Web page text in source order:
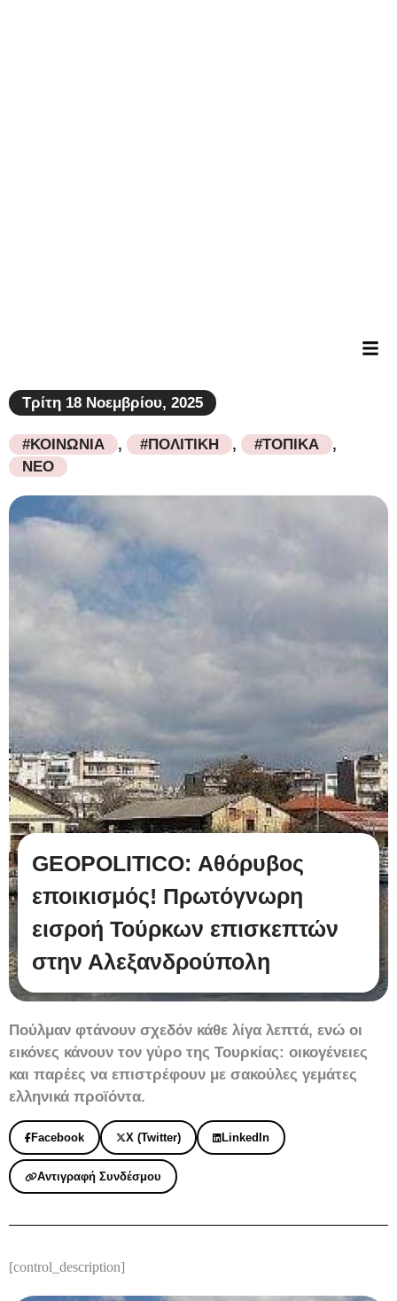
Τρίτη 18 Νοεμβρίου, 2025
#ΚΟΙΝΩΝΙΑ , #ΠΟΛΙΤΙΚΗ , #ΤΟΠΙΚΑ
,
ΝΕΟ
GEOPOLITICO: Αθόρυβος
εποικισμός! Πρωτόγνωρη
εισροή Τούρκων επισκεπτών
στην Αλεξανδρούπολη
Πούλμαν φτάνουν σχεδόν κάθε λίγα λεπτά, ενώ οι
εικόνες κάνουν τον γύρο της Τουρκίας: οικογένειες
και παρέες να επιστρέφουν με σακούλες γεμάτες
ελληνικά προϊόντα.
Facebook X (Twitter) LinkedIn
Αντιγραφή Συνδέσμου
[control_description]